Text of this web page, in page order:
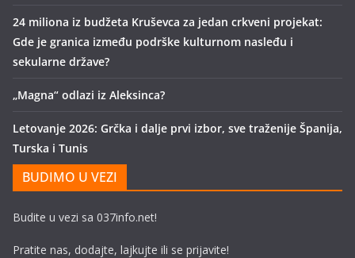
24 miliona iz budžeta Kruševca za jedan crkveni projekat:
Gde je granica između podrške kulturnom nasleđu i
sekularne države?
„Magna“ odlazi iz Aleksinca?
Letovanje 2026: Grčka i dalje prvi izbor, sve traženije Španija,
Turska i Tunis
BUDIMO U VEZI
Budite u vezi sa 037info.net!
Pratite nas, dodajte, lajkujte ili se prijavite!